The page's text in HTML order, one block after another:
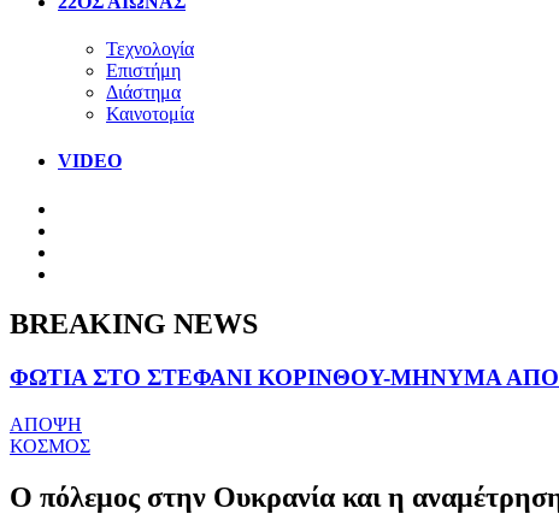
Τεχνολογία
Επιστήμη
Διάστημα
Καινοτομία
VIDEO
BREAKING NEWS
ΦΩΤΙΑ ΣΤΟ ΣΤΕΦΑΝΙ ΚΟΡΙΝΘΟΥ-ΜΗΝΥΜΑ ΑΠΟ
ΑΠΟΨΗ
ΚΟΣΜΟΣ
Ο πόλεμος στην Ουκρανία και η